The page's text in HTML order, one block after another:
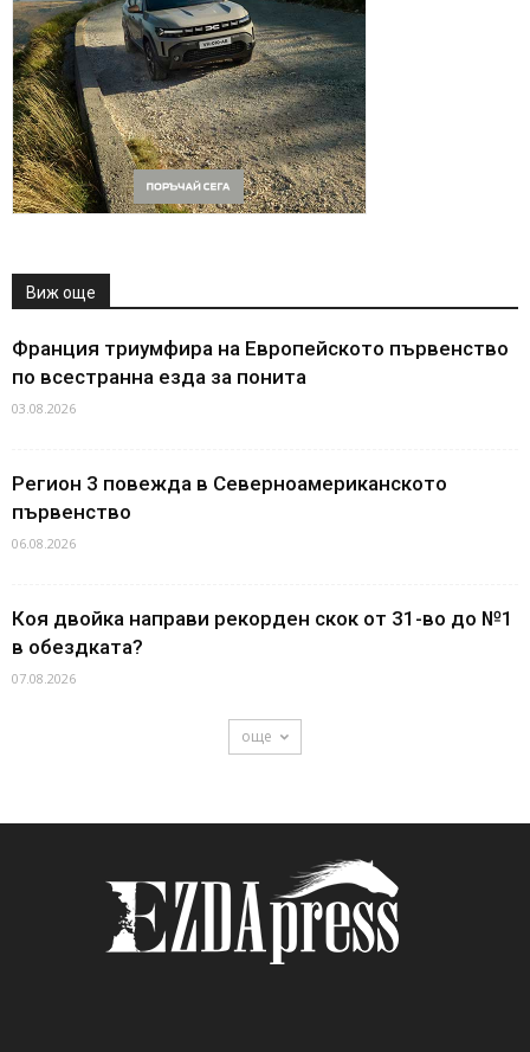
Виж още
Франция триумфира на Европейското първенство
по всестранна езда за понита
03.08.2026
Регион 3 повежда в Северноамериканското
първенство
06.08.2026
Коя двойка направи рекорден скок от 31-во до №1
в обездката?
07.08.2026
още